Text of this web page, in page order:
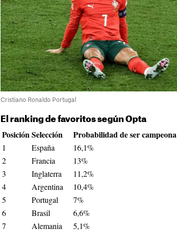
Cristiano Ronaldo Portugal
El ranking de favoritos según Opta
PosiciónSelección Probabilidad de ser campeona
1 España
16,1%
2
Francia
13%
3
Inglaterra
11,2%
4
Argentina
10,4%
5
Portugal
7%
6
Brasil
6,6%
7
Alemania 5,1%